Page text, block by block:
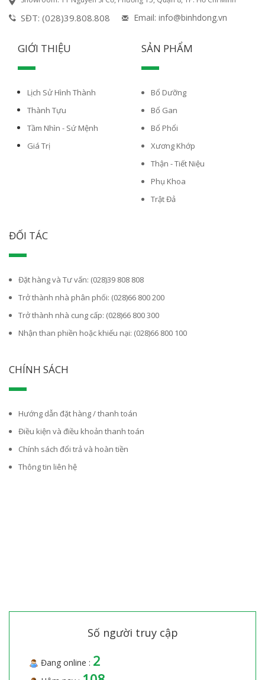
SĐT: (028)39.808.808 Email: info@binhdong.vn
GIỚI THIỆU
Lịch Sử Hình Thành
Thành Tựu
Tầm Nhìn - Sứ Mệnh
Giá Trị
SẢN PHẨM
Bổ Dưỡng
Bổ Gan
Bổ Phổi
Xương Khớp
Thận - Tiết Niệu
Phụ Khoa
Trật Đả
ĐỐI TÁC
Đặt hàng và Tư vấn: (028)39 808 808
Trở thành nhà phân phối: (028)66 800 200
Trở thành nhà cung cấp: (028)66 800 300
Nhận than phiền hoặc khiếu nại: (028)66 800 100
CHÍNH SÁCH
Hướng dẫn đặt hàng / thanh toán
Điều kiện và điều khoản thanh toán
Chính sách đổi trả và hoàn tiền
Thông tin liên hệ
Số người truy cập
Đang online : 2